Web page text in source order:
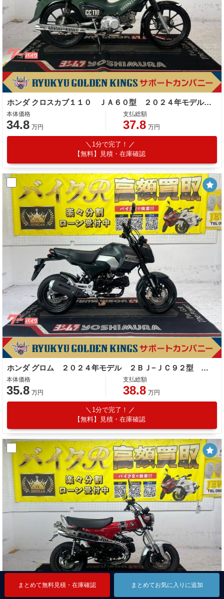
まとめて無料見積・在庫確認 まとめてお気に入りに追加
まとめて無料見積・在庫確認 まとめてお気に入りに追加
ホンダ クロスカブ１１０ ＪＡ６０型 ２０２４年モデル ＡＢＳ リアキャリア スペアキー センタースタンド
本体価格
34.8 万円
支払総額
37.8 万円
1分で完了！
【無料】見積・在庫確認
ホンダ グロム ２０２４年モデル ２ＢＪ−ＪＣ９２型 ＡＢＳ スペアキー ＬＥＤヘッドライト ＬＥＤテールランプ
本体価格
35.8 万円
支払総額
38.8 万円
1分で完了！
【無料】見積・在庫確認
まとめて無料見積・在庫確認 まとめてお気に入りに追加